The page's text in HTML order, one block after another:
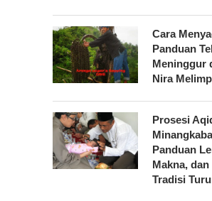
Cara
Panduan
Meninggur
Nira
Prosesi
Panduan
Makna,
Tradisi